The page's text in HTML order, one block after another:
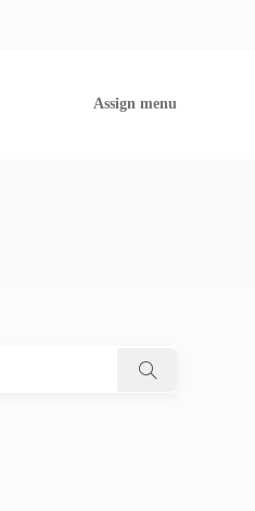
Assign menu